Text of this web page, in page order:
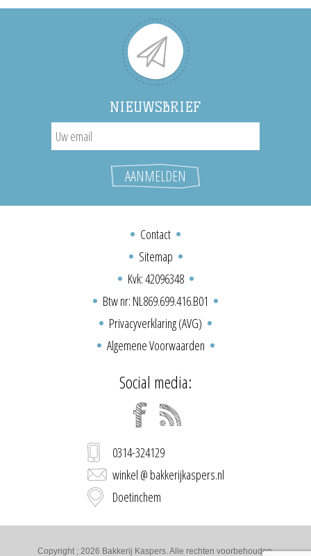
NIEUWSBRIEF
Contact
Sitemap
Kvk: 42096348
Btw nr: NL869.699.416.B01
Privacyverklaring (AVG)
Algemene Voorwaarden
Social media:
0314-324129
winkel @ bakkerijkaspers.nl
Doetinchem
Copyright ; 2026 Bakkerij Kaspers. Alle rechten voorbehouden.